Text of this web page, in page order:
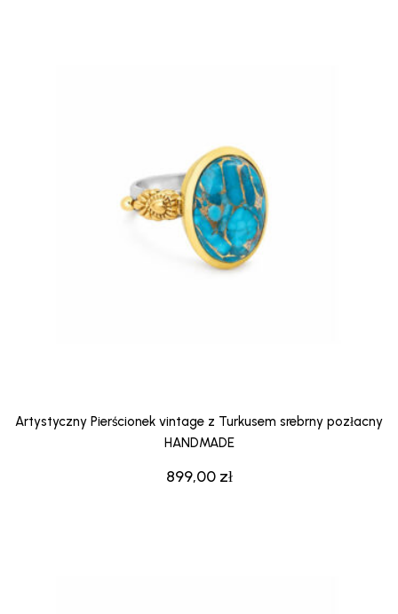
899,00 zł
Artystyczny Pierścionek vintage z Turkusem srebrny pozłacny
HANDMADE